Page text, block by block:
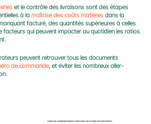
et le contrôle des livraisons sont des étapes
à la maîtrise des coûts matières dans la
facturé, des quantités supérieures à celles
facteurs qui peuvent impacter au quotidien les ratios
de commande, et éviter les nombreux aller-